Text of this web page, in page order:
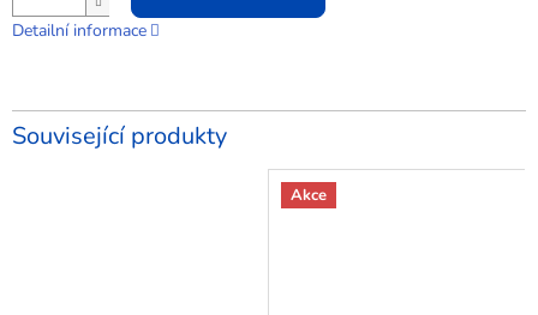
Detailní informace
Související produkty
Akce